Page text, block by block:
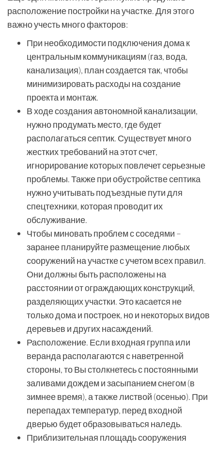
расположение постройки на участке. Для этого
важно учесть много факторов:
При необходимости подключения дома к
центральным коммуникациям (газ, вода,
канализация), план создается так, чтобы
минимизировать расходы на создание
проекта и монтаж.
В ходе создания автономной канализации,
нужно продумать место, где будет
располагаться септик. Существует много
жестких требований на этот счет,
игнорирование которых повлечет серьезные
проблемы. Также при обустройстве септика
нужно учитывать подъездные пути для
спецтехники, которая проводит их
обслуживание.
Чтобы миновать проблем с соседями –
заранее планируйте размещение любых
сооружений на участке с учетом всех правил.
Они должны быть расположены на
расстоянии от ограждающих конструкций,
разделяющих участки. Это касается не
только дома и построек, но и некоторых видов
деревьев и других насаждений.
Расположение. Если входная группа или
веранда располагаются с наветренной
стороны, то Вы столкнетесь с постоянными
заливами дождем и засыпанием снегом (в
зимнее время), а также листвой (осенью). При
перепадах температур, перед входной
дверью будет образовываться наледь.
Приблизительная площадь сооружения